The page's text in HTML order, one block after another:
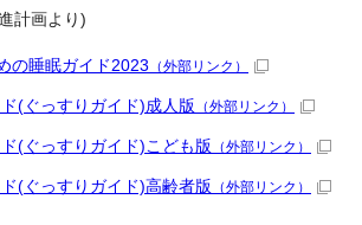
計画より)
の睡眠ガイド2023 （外部リンク）
(ぐっすりガイド)成人版 （外部リンク）
(ぐっすりガイド)こども版 （外部リンク）
(ぐっすりガイド)高齢者版 （外部リンク）